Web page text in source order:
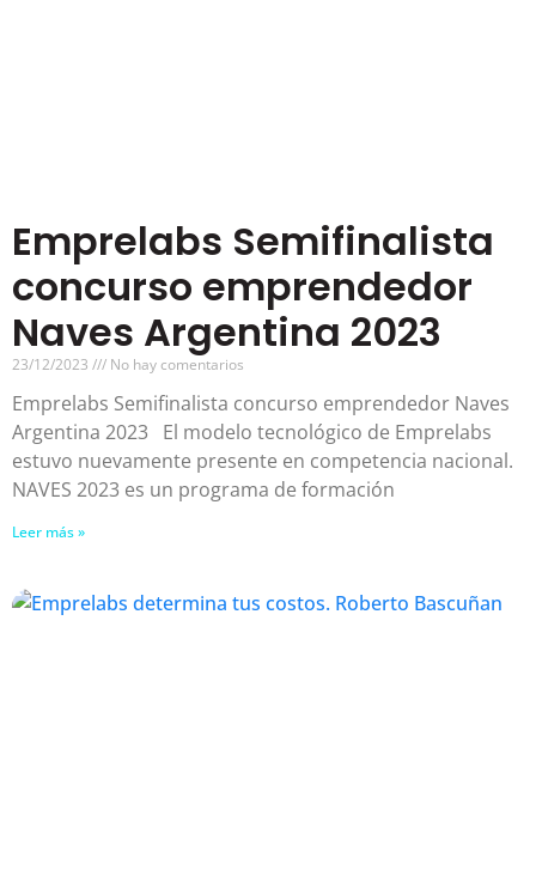
Emprelabs Semifinalista
concurso emprendedor
Naves Argentina 2023
23/12/2023 No hay comentarios
Emprelabs Semifinalista concurso emprendedor Naves
Argentina 2023 El modelo tecnológico de Emprelabs
estuvo nuevamente presente en competencia nacional.
NAVES 2023 es un programa de formación
Leer más »